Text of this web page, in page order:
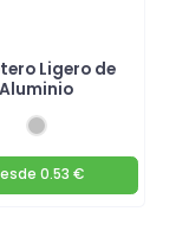
Ligero de
Aluminio
0.53 €